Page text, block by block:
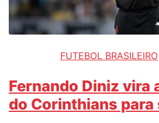
FUTEBOL BRASILEIRO
Fernando Diniz vira
do Corinthians para